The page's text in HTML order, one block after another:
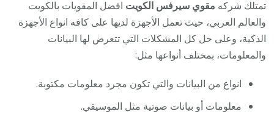
تمتلك شركه مقوي سيرفس الكويت افضل المقويات بالكويت
والعالم العربي، حيث تعمل الأجهزة لديها على كافه انواع الأجهزة
الذكية، وعلى حل كل المشكلات التي تتعرض لها البيانات
والمعلومات، بمختلف أنواعها مثل:
انواع من البيانات والتي تكون مجرد معلومات مكتوبة.
معلومات أو بيانات صوتية مثل الموسيقي.